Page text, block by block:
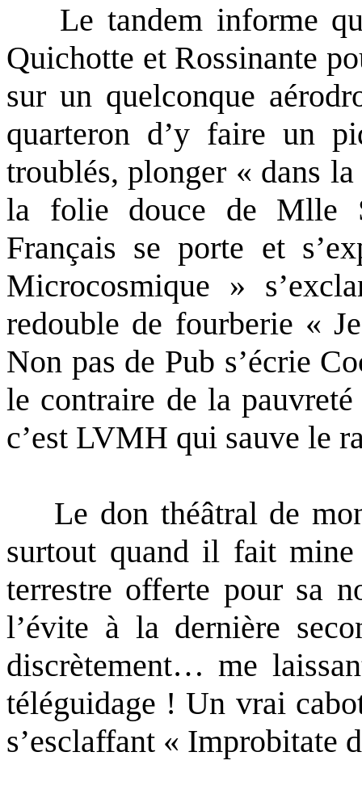
Le tandem informe
Quichotte et Rossinante
sur un quelconque
quarteron d’y faire un
troublés, plonger « dans
la folie douce de Mlle
Français se porte et
Microcosmique »
redouble de fourberie «
Non pas de Pub s’écrie
le contraire de la
c’est LVMH qui sauve le
Le don théâtral de
surtout quand il fait
terrestre offerte pour sa
l’évite à la dernière
discrètement… me
téléguidage ! Un vrai
s’esclaffant « Improbitate